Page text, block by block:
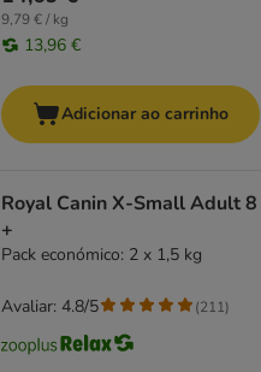
9,79 € / kg
13,96 €
Adicionar ao carrinho
Royal Canin X-Small Adult 8
+
Pack económico: 2 x 1,5 kg
Avaliar: 4.8/5 (211)